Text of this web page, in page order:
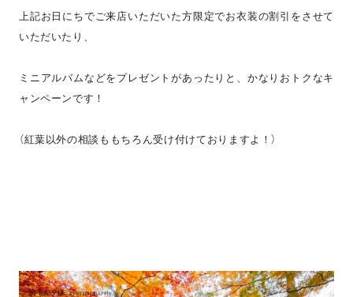
上記お日にちでご来店いただいた方限定でお衣装の割引をさせて
いただいたり、
ミニアルバムなどをプレゼントがあったりと、かなりおトクなキ
ャンペーンです！
（紅葉以外の相談ももちろん受け付けておりますよ！）